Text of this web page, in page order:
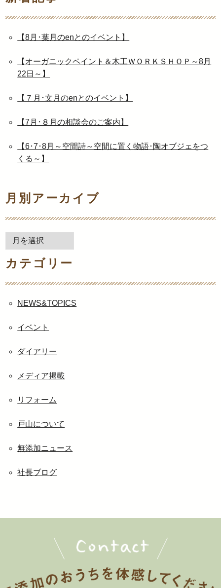
【8月･葉月のenとのイベント】
【オーガニックペイント＆木工ＷＯＲＫＳＨＯＰ～8月
22日～】
【７月･文月のenとのイベント】
【7月･８月の相談会のご案内】
【6･7･8月～空間詩～空間に置く物語･陶オブジェをつ
くる～】
月別アーカイブ
別
ア
カ
カテゴリー
NEWS&TOPICS
イベント
ダイアリー
メディア掲載
リフォーム
戸山について
無添加ニュース
社長ブログ